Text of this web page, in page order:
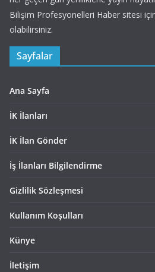
Bilişim Profesyonelleri Haber sitesi
olabilirsiniz.
Sayfalar
Ana Sayfa
İK İlanları
İK İlan Gönder
İş İlanları Bilgilendirme
Gizlilik Sözleşmesi
Kullanım Koşulları
Künye
İletişim